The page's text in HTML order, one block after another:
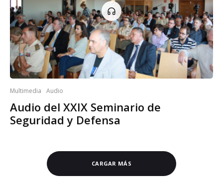
Multimedia Audio
Audio del XXIX Seminario de
Seguridad y Defensa
CARGAR MÁS